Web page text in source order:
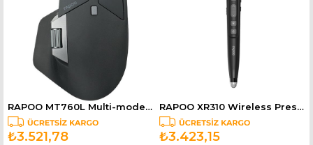
RAPOO MT760L Multi-mode Wireless Mouse Light Black 12831
₺3.521,78
RAPOO XR310 Wireless Presenter Black 13053
₺3.423,15